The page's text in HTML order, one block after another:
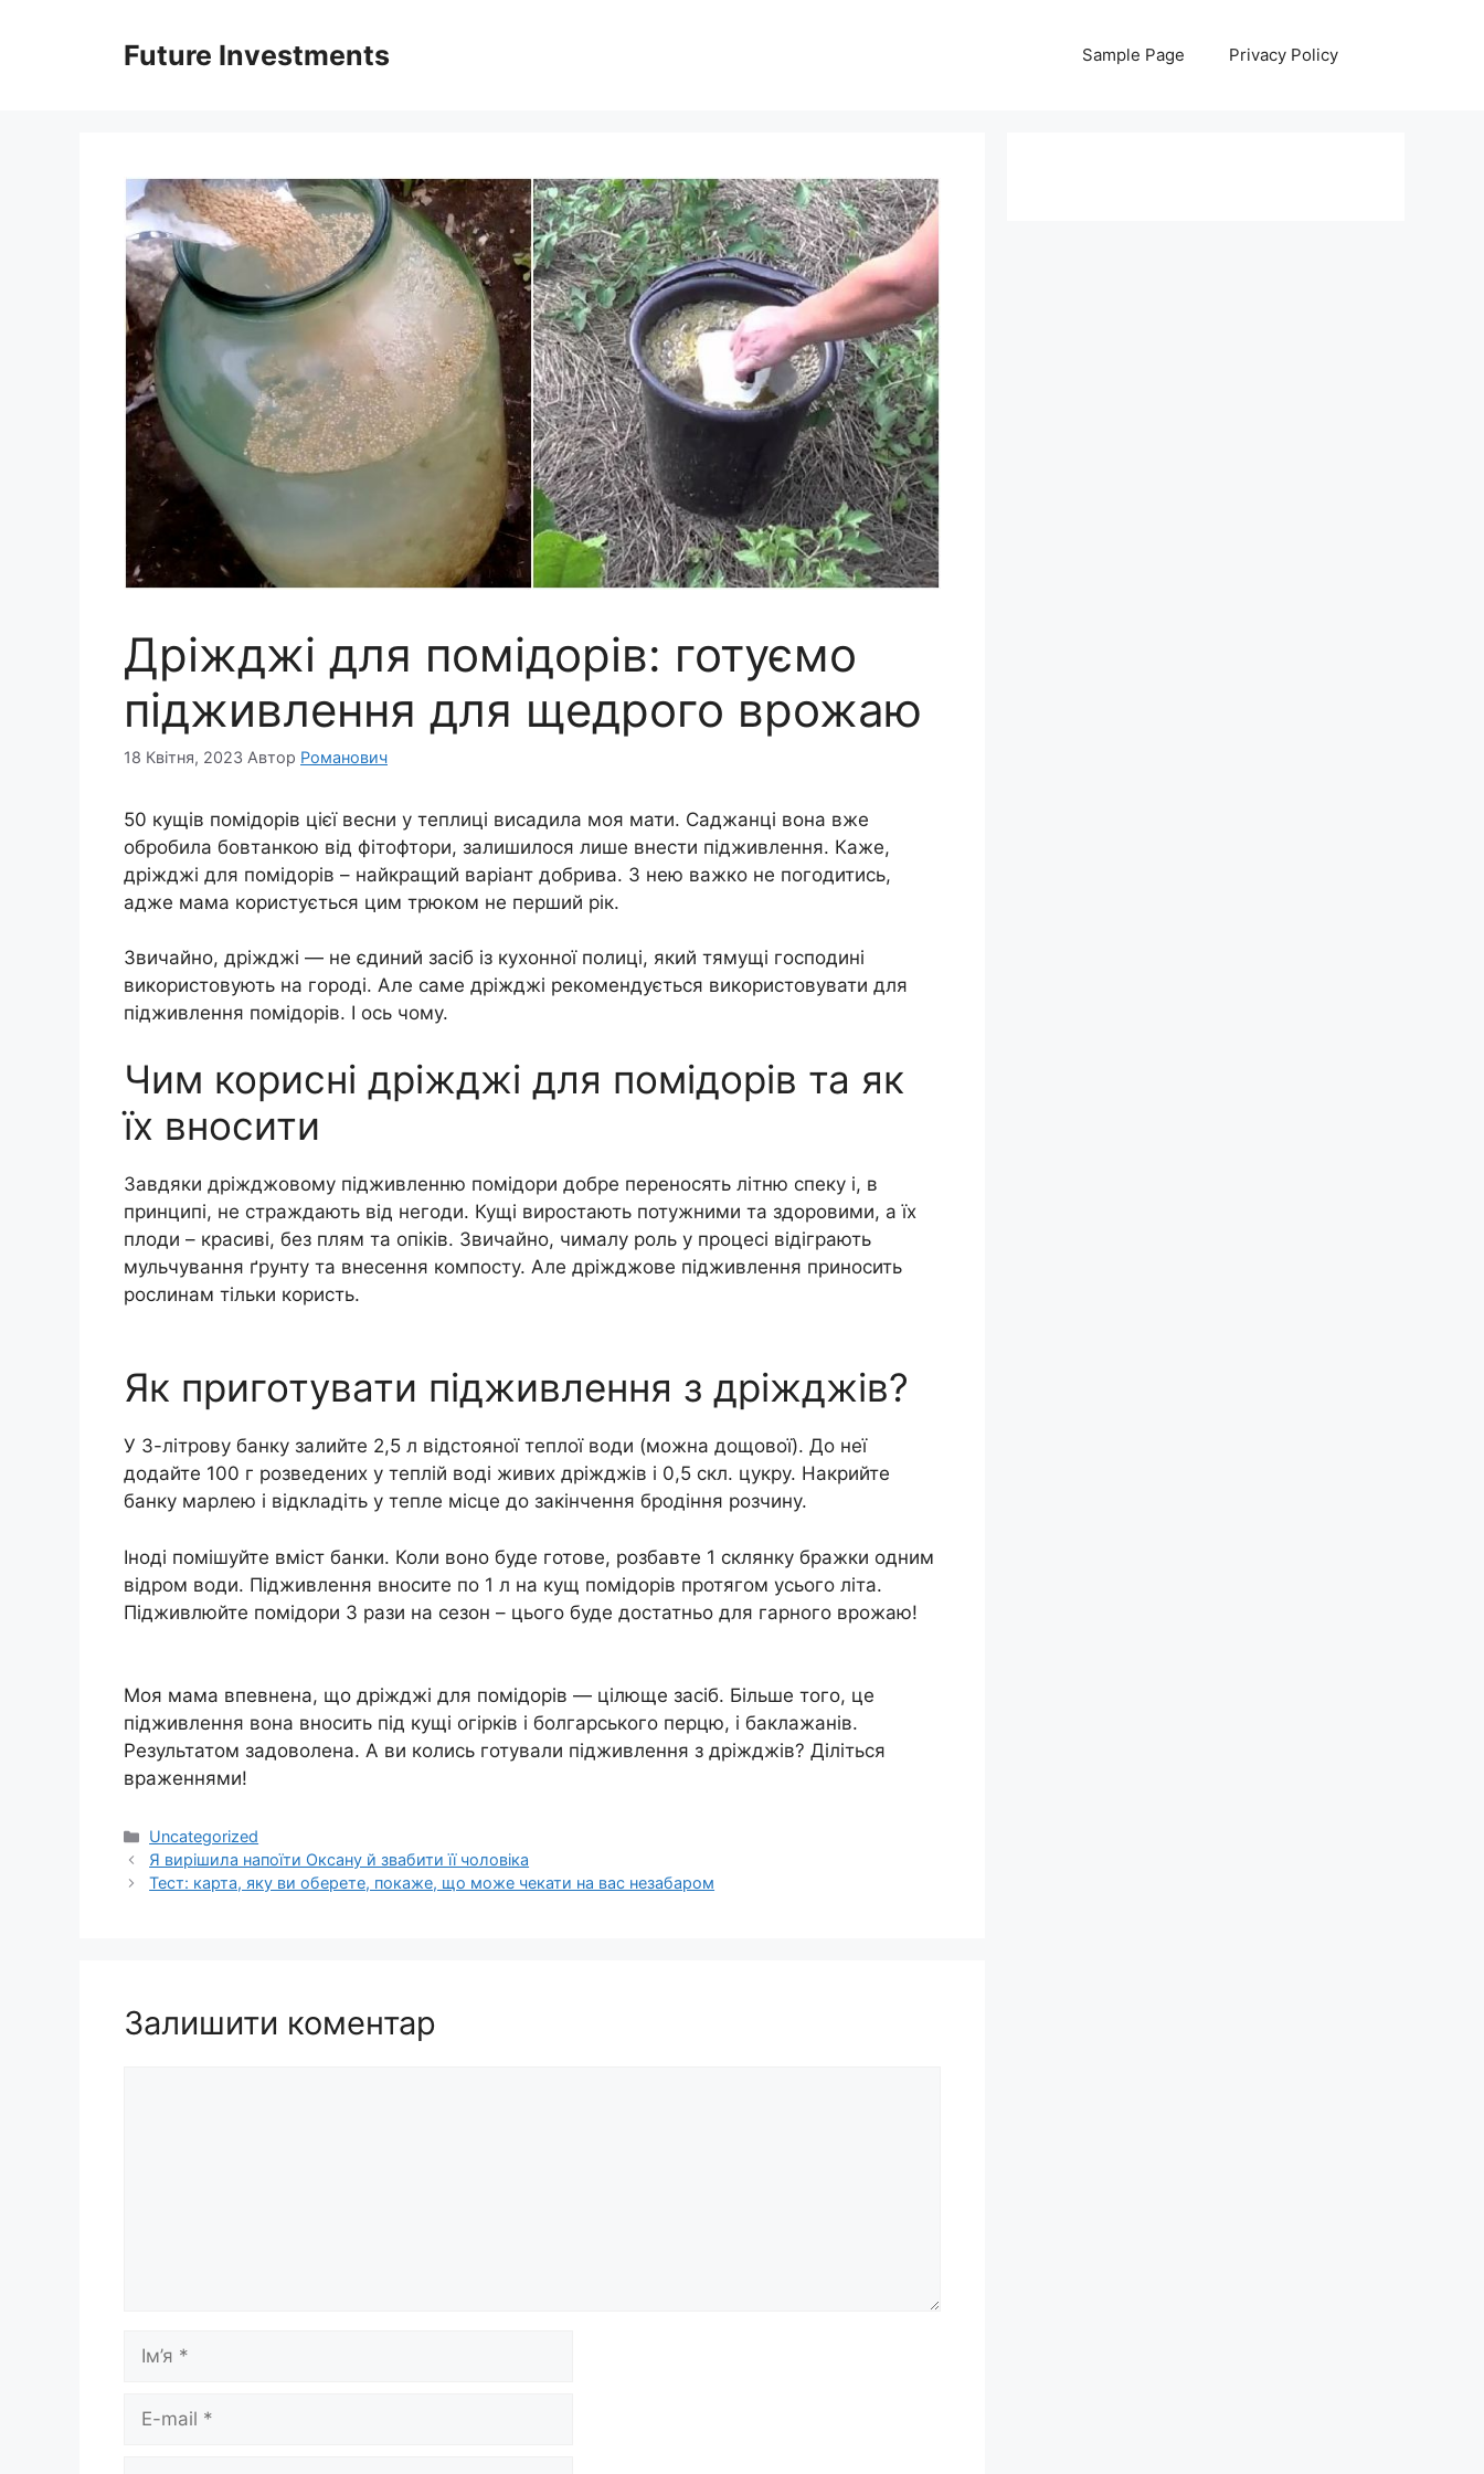
Future Investments Sample Page Privacy Policy
Дріжджі для помідорів: готуємо
підживлення для щедрого врожаю
18 Квітня, 2023 Автор Романович
50 кущів помідорів цієї весни у теплиці висадила моя мати. Саджанці вона вже
обробила бовтанкою від фітофтори, залишилося лише внести підживлення. Каже,
дріжджі для помідорів – найкращий варіант добрива. З нею важко не погодитись,
адже мама користується цим трюком не перший рік.
Звичайно, дріжджі — не єдиний засіб із кухонної полиці, який тямущі господині
використовують на городі. Але саме дріжджі рекомендується використовувати для
підживлення помідорів. І ось чому.
Чим корисні дріжджі для помідорів та як
їх вносити
Завдяки дріжджовому підживленню помідори добре переносять літню спеку і, в
принципі, не страждають від негоди. Кущі виростають потужними та здоровими, а їх
плоди – красиві, без плям та опіків. Звичайно, чималу роль у процесі відіграють
мульчування ґрунту та внесення компосту. Але дріжджове підживлення приносить
рослинам тільки користь.
Як приготувати підживлення з дріжджів?
У 3-літрову банку залийте 2,5 л відстояної теплої води (можна дощової). До неї
додайте 100 г розведених у теплій воді живих дріжджів і 0,5 скл. цукру. Накрийте
банку марлею і відкладіть у тепле місце до закінчення бродіння розчину.
Іноді помішуйте вміст банки. Коли воно буде готове, розбавте 1 склянку бражки одним
відром води. Підживлення вносите по 1 л на кущ помідорів протягом усього літа.
Підживлюйте помідори 3 рази на сезон – цього буде достатньо для гарного врожаю!
Моя мама впевнена, що дріжджі для помідорів — цілюще засіб. Більше того, це
підживлення вона вносить під кущі огірків і болгарського перцю, і баклажанів.
Результатом задоволена. А ви колись готували підживлення з дріжджів? Діліться
враженнями!
Категорії
Uncategorized
Я вирішила напоїти Оксану й звабити її чоловіка
Тест: карта, яку ви оберете, покаже, що може чекати на вас незабаром
Залишити коментар
Ім’я